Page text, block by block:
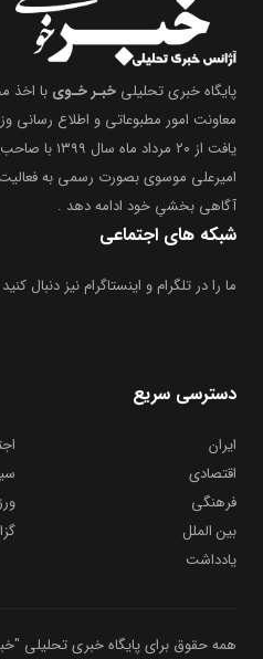
پایگاه خبری تحلیلی خبـر خـوی
معاونت امور مطبوعاتی و اطلاع رسانی
یافت از ۲۰
امیرعلی موسوی بصورت رسمی به
آگاهی بخشیِ خود ادامه دهد .
شبکه های اجتماعی
ما را در تلگرام و اینستاگرام نیز دنبال کنید
دسترسی سریع
ایران
اقتصادی
فرهنگی
بین الملل
یادداشت
همه حقوق برای پایگاه خبری تحلیلی